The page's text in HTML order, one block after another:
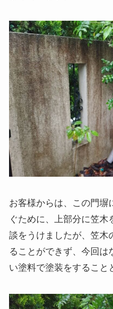
お客様からは、この門塀
ぐために、上部分に笠
談をうけましたが、笠木
ることができず、今回は
い塗料で塗装をすること